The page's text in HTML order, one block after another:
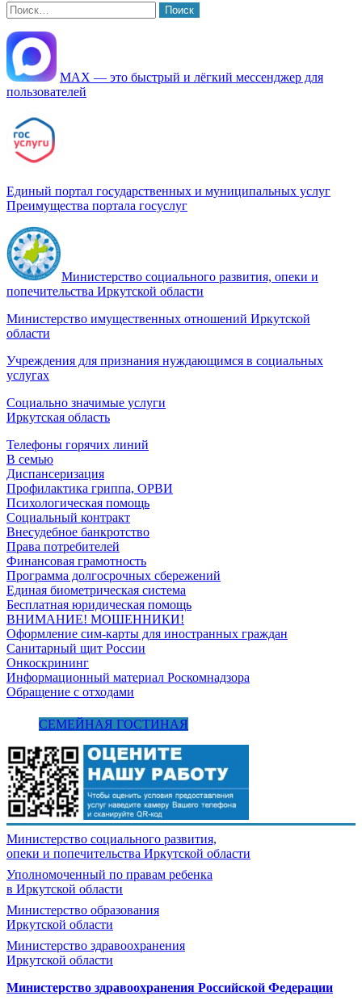
Найти:
МАХ — это быстрый и лёгкий мессенджер для
пользователей
Единый портал государственных и муниципальных услуг
Преимущества портала госуслуг
Министерство социального развития, опеки и
попечительства Иркутской области
Министерство имущественных отношений Иркутской
области
Учреждения для признания нуждающимся в социальных
услугах
Социально значимые услуги
Иркутская область
Телефоны горячих линий
В семью
Диспансеризация
Профилактика гриппа, ОРВИ
Психологическая помощь
Социальный контракт
Внесудебное банкротство
Права потребителей
Финансовая грамотность
Программа долгосрочных сбережений
Единая биометрическая система
Бесплатная юридическая помощь
ВНИМАНИЕ! МОШЕННИКИ!
Оформление сим-карты для иностранных граждан
Санитарный щит России
Онкоскрининг
Информационный материал Роскомнадзора
Обращение с отходами
СЕМЕЙНАЯ ГОСТИНАЯ
Министерство социального развития,
опеки и попечительства Иркутской области
Уполномоченный по правам ребенка
в Иркутской области
Министерство образования
Иркутской области
Министерство здравоохранения
Иркутской области
Министерство здравоохранения Росcийской Федерации